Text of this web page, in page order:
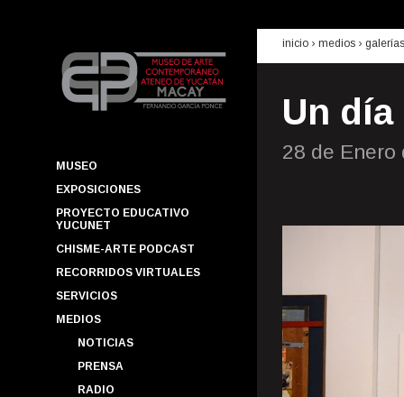
MUSEO
EXPOSICIONES
PROYECTO EDUCATIVO
YUCUNET
CHISME-ARTE PODCAST
RECORRIDOS VIRTUALES
SERVICIOS
MEDIOS
NOTICIAS
PRENSA
RADIO
inicio › medios › galerías
Un día
28 de Enero